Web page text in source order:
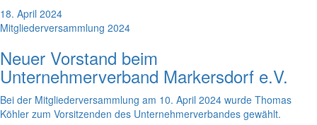
18. April 2024
Mitgliederversammlung 2024
Neuer Vorstand beim
Unternehmerverband Markersdorf e.V.
Bei der Mitgliederversammlung am 10. April 2024 wurde Thomas
Köhler zum Vorsitzenden des Unternehmerverbandes gewählt.